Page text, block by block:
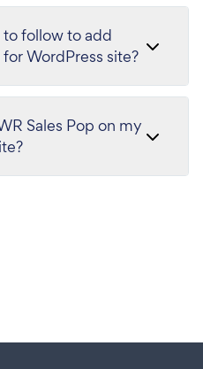
follow to add
WordPress site?
Sales Pop on my